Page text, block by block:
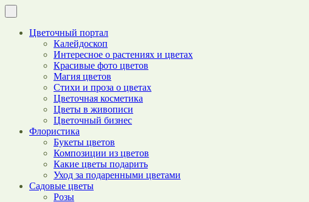
Цветочный портал
Калейдоскоп
Интересное о растениях и цветах
Красивые фото цветов
Магия цветов
Стихи и проза о цветах
Цветочная косметика
Цветы в живописи
Цветочный бизнес
Флористика
Букеты цветов
Композиции из цветов
Какие цветы подарить
Уход за подаренными цветами
Садовые цветы
Розы